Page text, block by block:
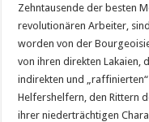
Zehntausende der besten
revolutionären Arbeiter,
worden von der
von ihren direkten Lakaien,
indirekten und
Helfershelfern, den Rittern
ihrer niederträchtigen